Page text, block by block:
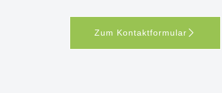
Zum Kontaktformular